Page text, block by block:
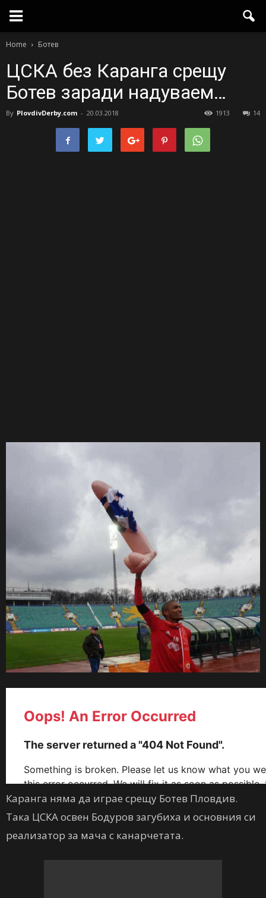
Home Ботев
ЦСКА без Каранга срещу
Ботев заради надуваем…
By PlovdivDerby.com - 20.03.2018 14
1913
Каранга няма да играе срещу Ботев Пловдив.
Така ЦСКА освен Бодуров загубиха и основния си
реализатор за мача с канарчетата.